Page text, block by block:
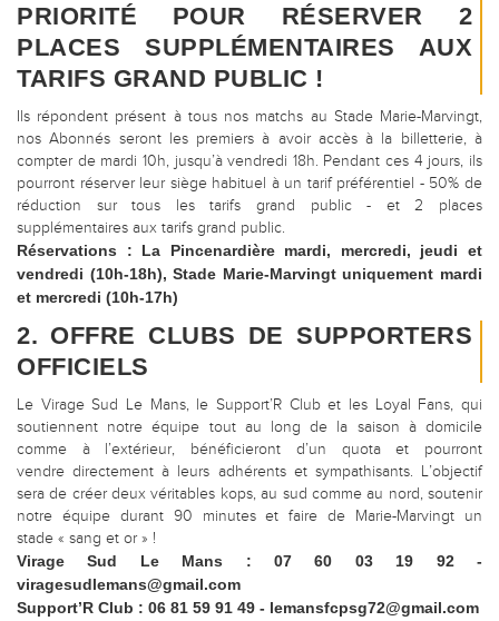
PRIORITÉ POUR RÉSERVER 2
PLACES SUPPLÉMENTAIRES AUX
TARIFS GRAND PUBLIC !
Ils répondent présent à tous nos matchs au Stade Marie-Marvingt,
nos Abonnés seront les premiers à avoir accès à la billetterie, à
compter de mardi 10h, jusqu’à vendredi 18h. Pendant ces 4 jours, ils
pourront réserver leur siège habituel à un tarif préférentiel - 50% de
réduction sur tous les tarifs grand public - et 2 places
supplémentaires aux tarifs grand public.
Réservations : La Pincenardière mardi, mercredi, jeudi et
vendredi (10h-18h), Stade Marie-Marvingt uniquement mardi
et mercredi (10h-17h)
2. OFFRE CLUBS DE SUPPORTERS
OFFICIELS
Le Virage Sud Le Mans, le Support’R Club et les Loyal Fans, qui
soutiennent notre équipe tout au long de la saison à domicile
comme à l’extérieur, bénéficieront d’un quota et pourront
vendre directement à leurs adhérents et sympathisants. L’objectif
sera de créer deux véritables kops, au sud comme au nord, soutenir
notre équipe durant 90 minutes et faire de Marie-Marvingt un
stade « sang et or » !
Virage Sud Le Mans : 07 60 03 19 92 -
viragesudlemans@gmail.com
Support’R Club : 06 81 59 91 49 - lemansfcpsg72@gmail.com